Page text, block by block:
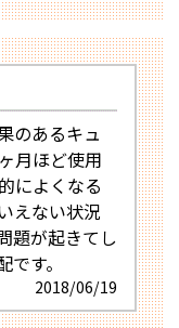
のあるキュ
月ほど使用
によくなる
えない状況
題が起きてし
す。
2018/06/19